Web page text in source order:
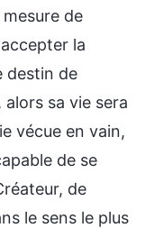
de
la
destin de
sa vie sera
vécue en vain,
de se
de
le sens le plus